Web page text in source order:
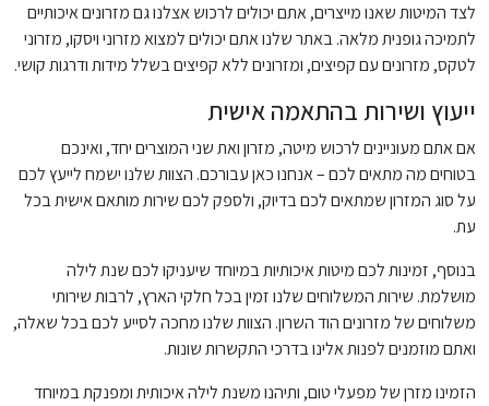
לצד המיטות שאנו מייצרים, אתם יכולים לרכוש אצלנו גם מזרונים איכותיים
לתמיכה גופנית מלאה. באתר שלנו אתם יכולים למצוא מזרוני ויסקו, מזרוני
לטקס, מזרונים עם קפיצים, ומזרונים ללא קפיצים בשלל מידות ודרגות קושי.
ייעוץ ושירות בהתאמה אישית
אם אתם מעוניינים לרכוש מיטה, מזרון ואת שני המוצרים יחד, ואינכם
בטוחים מה מתאים לכם – אנחנו כאן עבורכם. הצוות שלנו ישמח לייעץ לכם
על סוג המזרון שמתאים לכם בדיוק, ולספק לכם שירות מותאם אישית בכל
עת.
בנוסף, זמינות לכם מיטות איכותיות במיוחד שיעניקו לכם שנת לילה
מושלמת. שירות המשלוחים שלנו זמין בכל חלקי הארץ, לרבות שירותי
משלוחים של מזרונים הוד השרון. הצוות שלנו מחכה לסייע לכם בכל שאלה,
ואתם מוזמנים לפנות אלינו בדרכי התקשרות שונות.
הזמינו מזרן של מפעלי טום, ותיהנו משנת לילה איכותית ומפנקת במיוחד